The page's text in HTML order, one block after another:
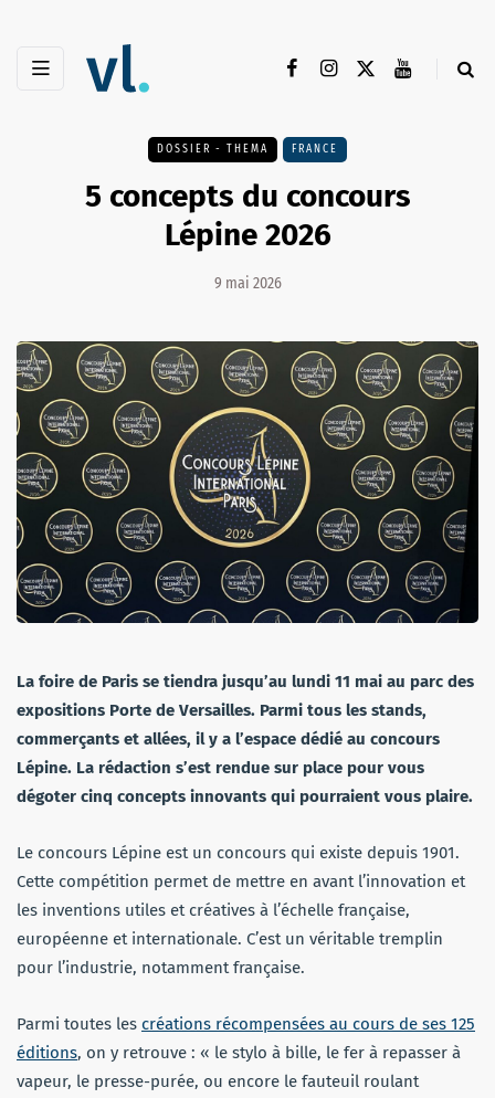
DOSSIER - THEMA FRANCE
5 concepts du concours
Lépine 2026
9 mai 2026
La foire de Paris se tiendra jusqu’au lundi 11 mai au parc des
expositions Porte de Versailles. Parmi tous les stands,
commerçants et allées, il y a l’espace dédié au concours
Lépine. La rédaction s’est rendue sur place pour vous
dégoter cinq concepts innovants qui pourraient vous plaire.
Le concours Lépine est un concours qui existe depuis 1901.
Cette compétition permet de mettre en avant l’innovation et
les inventions utiles et créatives à l’échelle française,
européenne et internationale. C’est un véritable tremplin
pour l’industrie, notamment française.
Parmi toutes les créations récompensées au cours de ses 125
éditions, on y retrouve : « le stylo à bille, le fer à repasser à
vapeur, le presse-purée, ou encore le fauteuil roulant